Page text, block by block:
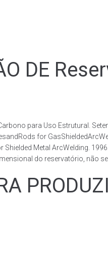
DE
para Uso Estrutural.
for
Metal ArcWelding.
do reservatório, não